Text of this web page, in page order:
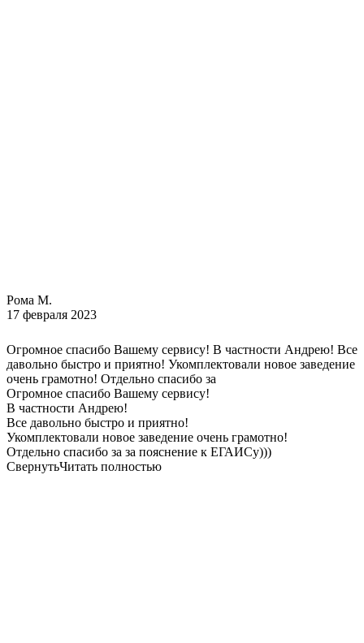
Рома М.
17 февраля 2023
Огромное спасибо Вашему сервису! В частности Андрею! Все
давольно быстро и приятно! Укомплектовали новое заведение
очень грамотно! Отдельно спасибо за
Огромное спасибо Вашему сервису!
В частности Андрею!
Все давольно быстро и приятно!
Укомплектовали новое заведение очень грамотно!
Отдельно спасибо за за пояснение к ЕГАИСу)))
СвернутьЧитать полностью